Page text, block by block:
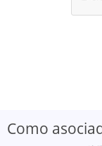
Como